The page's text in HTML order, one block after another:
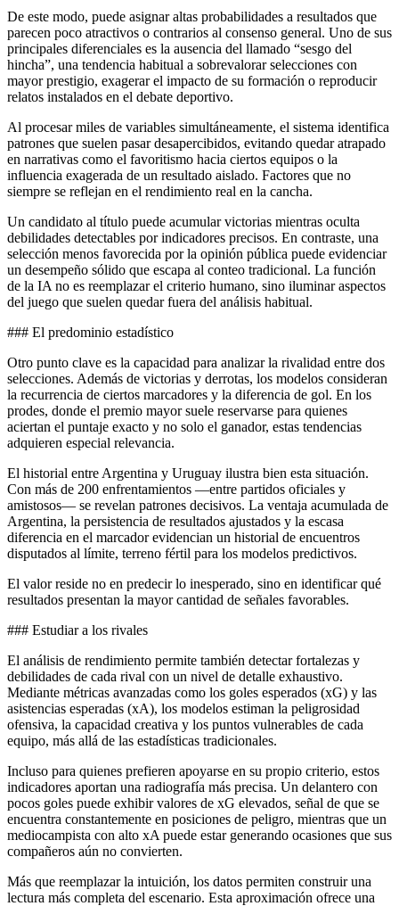
De este modo, puede asignar altas probabilidades a resultados que
parecen poco atractivos o contrarios al consenso general. Uno de sus
principales diferenciales es la ausencia del llamado “sesgo del
hincha”, una tendencia habitual a sobrevalorar selecciones con
mayor prestigio, exagerar el impacto de su formación o reproducir
relatos instalados en el debate deportivo.
Al procesar miles de variables simultáneamente, el sistema identifica
patrones que suelen pasar desapercibidos, evitando quedar atrapado
en narrativas como el favoritismo hacia ciertos equipos o la
influencia exagerada de un resultado aislado. Factores que no
siempre se reflejan en el rendimiento real en la cancha.
Un candidato al título puede acumular victorias mientras oculta
debilidades detectables por indicadores precisos. En contraste, una
selección menos favorecida por la opinión pública puede evidenciar
un desempeño sólido que escapa al conteo tradicional. La función
de la IA no es reemplazar el criterio humano, sino iluminar aspectos
del juego que suelen quedar fuera del análisis habitual.
### El predominio estadístico
Otro punto clave es la capacidad para analizar la rivalidad entre dos
selecciones. Además de victorias y derrotas, los modelos consideran
la recurrencia de ciertos marcadores y la diferencia de gol. En los
prodes, donde el premio mayor suele reservarse para quienes
aciertan el puntaje exacto y no solo el ganador, estas tendencias
adquieren especial relevancia.
El historial entre Argentina y Uruguay ilustra bien esta situación.
Con más de 200 enfrentamientos —entre partidos oficiales y
amistosos— se revelan patrones decisivos. La ventaja acumulada de
Argentina, la persistencia de resultados ajustados y la escasa
diferencia en el marcador evidencian un historial de encuentros
disputados al límite, terreno fértil para los modelos predictivos.
El valor reside no en predecir lo inesperado, sino en identificar qué
resultados presentan la mayor cantidad de señales favorables.
### Estudiar a los rivales
El análisis de rendimiento permite también detectar fortalezas y
debilidades de cada rival con un nivel de detalle exhaustivo.
Mediante métricas avanzadas como los goles esperados (xG) y las
asistencias esperadas (xA), los modelos estiman la peligrosidad
ofensiva, la capacidad creativa y los puntos vulnerables de cada
equipo, más allá de las estadísticas tradicionales.
Incluso para quienes prefieren apoyarse en su propio criterio, estos
indicadores aportan una radiografía más precisa. Un delantero con
pocos goles puede exhibir valores de xG elevados, señal de que se
encuentra constantemente en posiciones de peligro, mientras que un
mediocampista con alto xA puede estar generando ocasiones que sus
compañeros aún no convierten.
Más que reemplazar la intuición, los datos permiten construir una
lectura más completa del escenario. Esta aproximación ofrece una